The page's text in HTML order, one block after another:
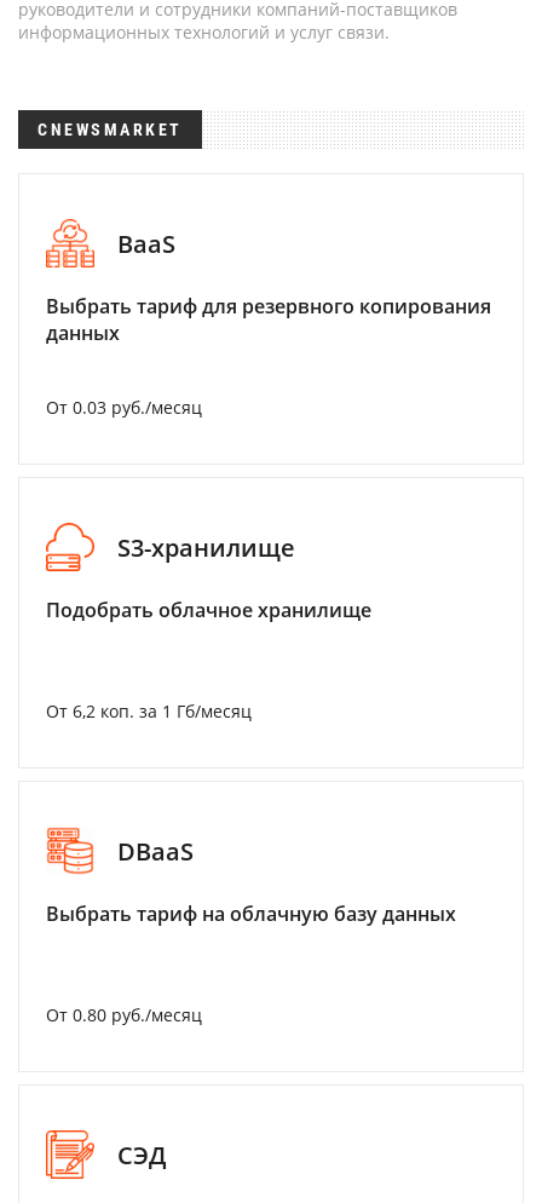
руководители и сотрудники компаний-поставщиков
информационных технологий и услуг связи.
CNEWSMARKET
BaaS
Выбрать тариф для резервного копирования
данных
От 0.03 руб./месяц
S3-хранилище
Подобрать облачное хранилище
От 6,2 коп. за 1 Гб/месяц
DBaaS
Выбрать тариф на облачную базу данных
От 0.80 руб./месяц
СЭД